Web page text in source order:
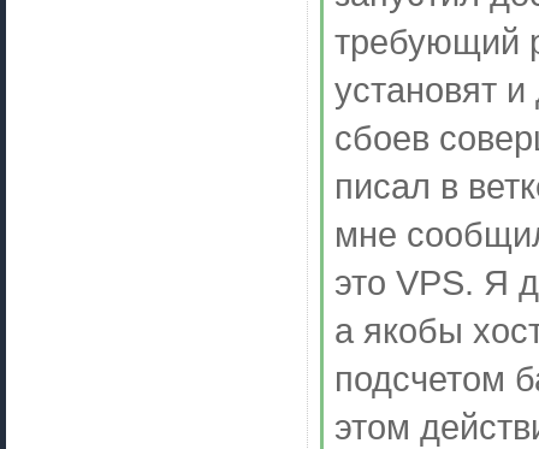
требующий
установят
сбоев
писал в
мне
это VPS. Я
а якобы
подсчетом
этом